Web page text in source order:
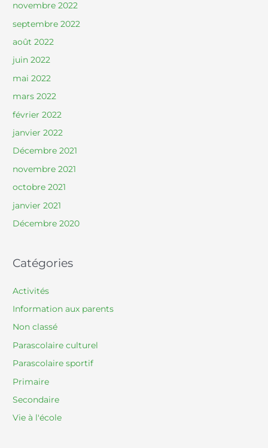
novembre 2022
septembre 2022
août 2022
juin 2022
mai 2022
mars 2022
février 2022
janvier 2022
Décembre 2021
novembre 2021
octobre 2021
janvier 2021
Décembre 2020
Catégories
Activités
Information aux parents
Non classé
Parascolaire culturel
Parascolaire sportif
Primaire
Secondaire
Vie à l'école